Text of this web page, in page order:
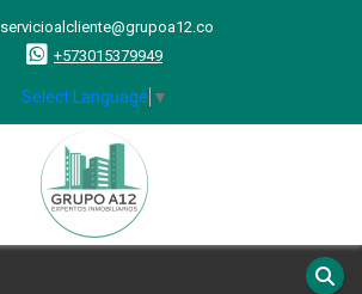
servicioalcliente@grupoa12.co
+573015379949
Select Language ▼